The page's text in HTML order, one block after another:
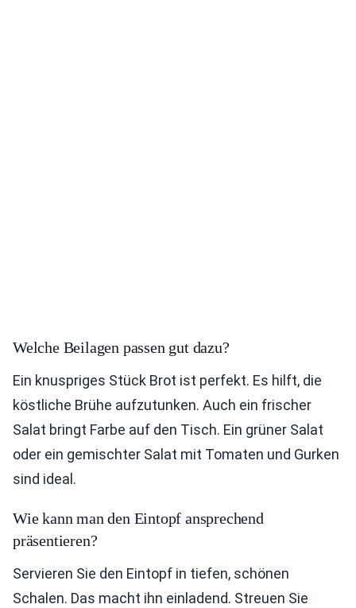
Welche Beilagen passen gut dazu?
Ein knuspriges Stück Brot ist perfekt. Es hilft, die
köstliche Brühe aufzutunken. Auch ein frischer
Salat bringt Farbe auf den Tisch. Ein grüner Salat
oder ein gemischter Salat mit Tomaten und Gurken
sind ideal.
Wie kann man den Eintopf ansprechend
präsentieren?
Servieren Sie den Eintopf in tiefen, schönen
Schalen. Das macht ihn einladend. Streuen Sie